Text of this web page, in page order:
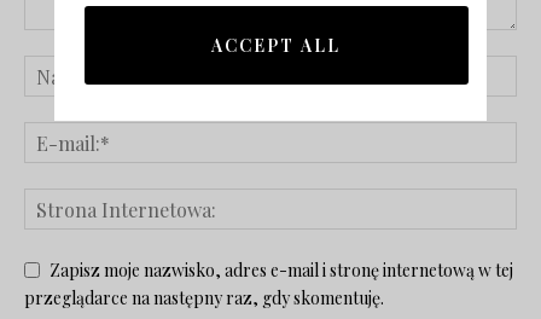
Zapisz moje nazwisko, adres e-mail i stronę internetową w tej
przeglądarce na następny raz, gdy skomentuję.
ACCEPT ALL